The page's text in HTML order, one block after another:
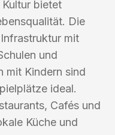
bietet
Die
mit
und
mit Kindern sind
ideal.
Cafés und
Küche und